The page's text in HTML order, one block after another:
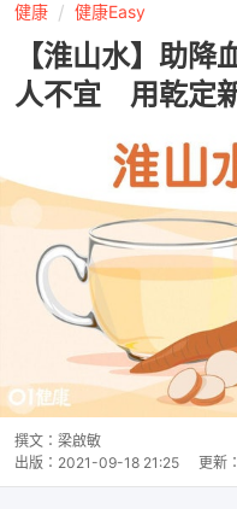
健康 健康Easy
【淮山水】助
人不宜 用乾定
撰文： 梁啟敏
出版： 2021-09-18 21:25 更新：